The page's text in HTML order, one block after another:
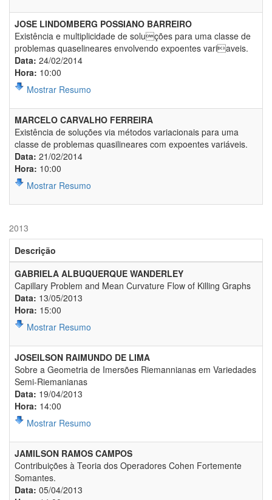
JOSE LINDOMBERG POSSIANO BARREIRO
Existência e multiplicidade de soluções para uma classe de
problemas quaselineares envolvendo expoentes variaveis.
Data: 24/02/2014
Hora: 10:00
Mostrar Resumo
MARCELO CARVALHO FERREIRA
Existência de soluções via métodos variacionais para uma
classe de problemas quasilineares com expoentes variáveis.
Data: 21/02/2014
Hora: 10:00
Mostrar Resumo
2013
Descrição
GABRIELA ALBUQUERQUE WANDERLEY
Capillary Problem and Mean Curvature Flow of Killing Graphs
Data: 13/05/2013
Hora: 15:00
Mostrar Resumo
JOSEILSON RAIMUNDO DE LIMA
Sobre a Geometria de Imersões Riemannianas em Variedades
Semi-Riemanianas
Data: 19/04/2013
Hora: 14:00
Mostrar Resumo
JAMILSON RAMOS CAMPOS
Contribuições à Teoria dos Operadores Cohen Fortemente
Somantes.
Data: 05/04/2013